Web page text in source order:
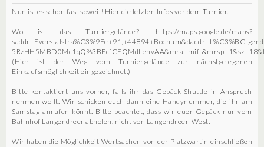
Nun ist es schon fast soweit! Hier die letzten Infos vor dem Turnier.
Wo ist das Turniergelände?: https://maps.google.de/maps?
(Hier ist der Weg vom Turniergelände zur nächstgelegenen
Einkaufsmöglichkeit eingezeichnet.)
Bitte kontaktiert uns vorher, falls ihr das Gepäck-Shuttle in Anspruch
nehmen wollt. Wir schicken euch dann eine Handynummer, die ihr am
Samstag anrufen könnt. Bitte beachtet, dass wir euer Gepäck nur vom
Bahnhof Langendreer abholen, nicht von Langendreer-West.
Wir haben die Möglichkeit Wertsachen von der Platzwartin einschließen